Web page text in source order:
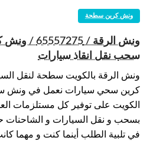
ونش كرين سطحة
ونش الرقة /
سحب نقل انقاذ سيارات
ونش الرقة بالكويت سطحة لنقل
كرين سحي سيارات نعمل في ونش
الكويت على توفير كل مستلزمات
بسحب و نقل السيارات و الشاحنات
في تلبية الطلب أينما كنت و مهما